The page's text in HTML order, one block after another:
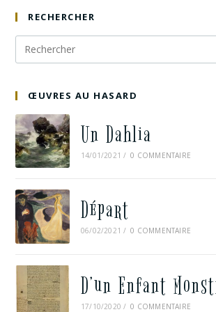
RECHERCHER
ŒUVRES AU HASARD
Un Dahlia
14/01/2021 / 0 COMMENTAIRE
Départ
06/02/2021 / 0 COMMENTAIRE
D’un Enfant
17/10/2020 / 0 COMMENTAIRE